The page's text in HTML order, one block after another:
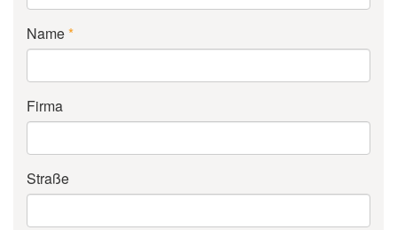
Name*
Firma
Straße